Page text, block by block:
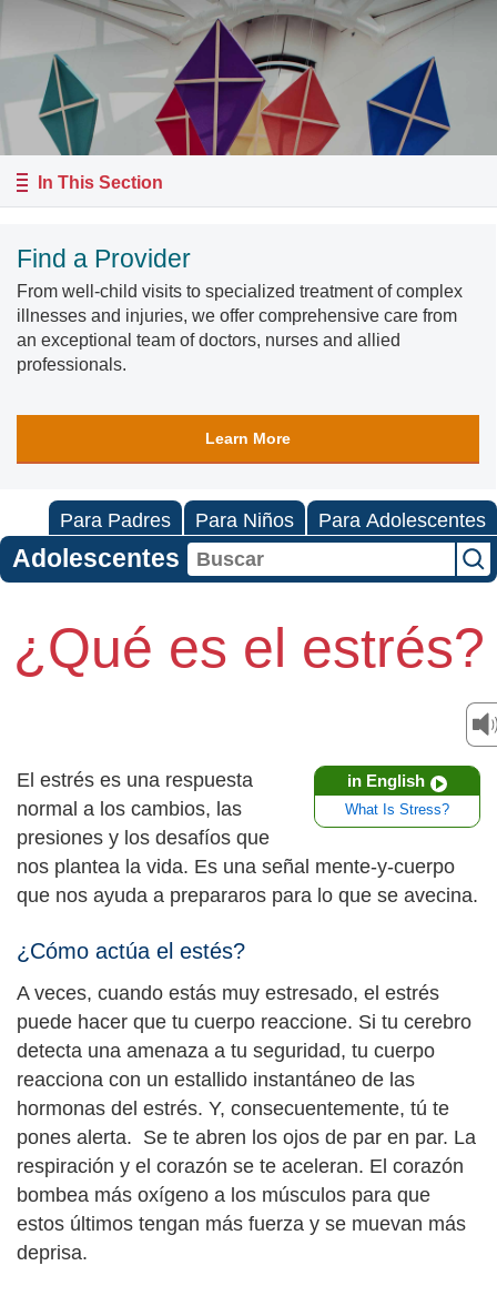
In This Section
Find a Provider
From well-child visits to specialized treatment of complex
illnesses and injuries, we offer comprehensive care from
an exceptional team of doctors, nurses and allied
professionals.
Learn More
Para Padres Para Niños Para Adolescentes
Adolescentes
¿Qué es el estrés?
in English
What Is Stress?
El estrés es una respuesta
normal a los cambios, las
presiones y los desafíos que
nos plantea la vida. Es una señal mente-y-cuerpo
que nos ayuda a prepararos para lo que se avecina.
¿Cómo actúa el estés?
A veces, cuando estás muy estresado, el estrés
puede hacer que tu cuerpo reaccione. Si tu cerebro
detecta una amenaza a tu seguridad, tu cuerpo
reacciona con un estallido instantáneo de las
hormonas del estrés. Y, consecuentemente, tú te
pones alerta. Se te abren los ojos de par en par. La
respiración y el corazón se te aceleran. El corazón
bombea más oxígeno a los músculos para que
estos últimos tengan más fuerza y se muevan más
deprisa.